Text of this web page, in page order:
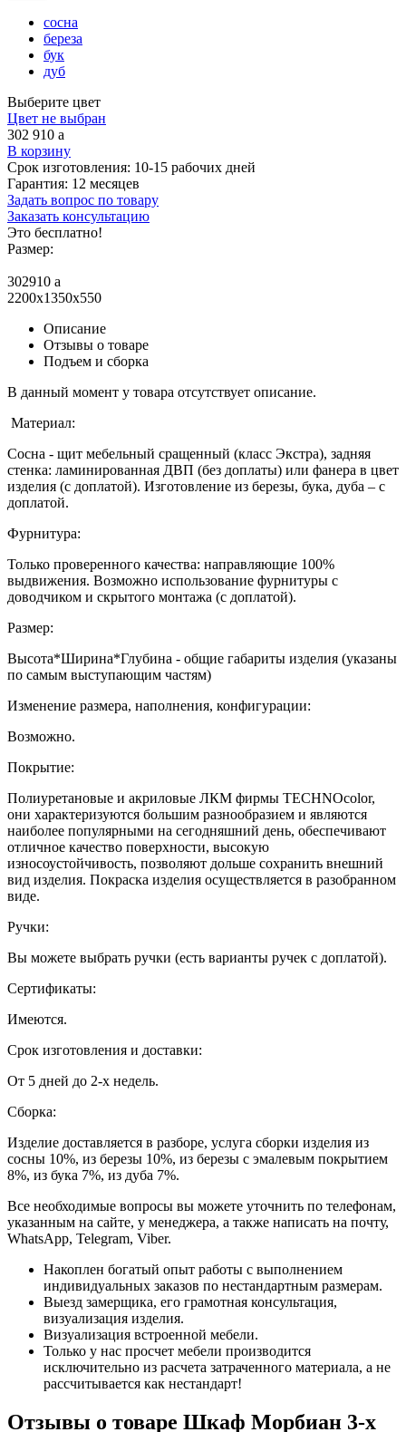
сосна
береза
бук
дуб
Выберите цвет
Цвет не выбран
302 910 a
В корзину
Срок изготовления: 10-15 рабочих дней
Гарантия: 12 месяцев
Задать вопрос по товару
Заказать консультацию
Это бесплатно!
Размер:
302910 a
2200x1350x550
Описание
Отзывы о товаре
Подъем и сборка
В данный момент у товара отсутствует описание.
Материал:
Сосна - щит мебельный сращенный (класс Экстра), задняя
стенка: ламинированная ДВП (без доплаты) или фанера в цвет
изделия (с доплатой). Изготовление из березы, бука, дуба – с
доплатой.
Фурнитура:
Только проверенного качества: направляющие 100%
выдвижения. Возможно использование фурнитуры с
доводчиком и скрытого монтажа (с доплатой).
Размер:
Высота*Ширина*Глубина - общие габариты изделия (указаны
по самым выступающим частям)
Изменение размера, наполнения, конфигурации:
Возможно.
Покрытие:
Полиуретановые и акриловые ЛКМ фирмы TECHNOcolor,
они характеризуются большим разнообразием и являются
наиболее популярными на сегодняшний день, обеспечивают
отличное качество поверхности, высокую
износоустойчивость, позволяют дольше сохранить внешний
вид изделия. Покраска изделия осуществляется в разобранном
виде.
Ручки:
Вы можете выбрать ручки (есть варианты ручек с доплатой).
Сертификаты:
Имеются.
Срок изготовления и доставки:
От 5 дней до 2-х недель.
Сборка:
Изделие доставляется в разборе, услуга сборки изделия из
сосны 10%, из березы 10%, из березы с эмалевым покрытием
8%, из бука 7%, из дуба 7%.
Все необходимые вопросы вы можете уточнить по телефонам,
указанным на сайте, у менеджера, а также написать на почту,
WhatsApp, Telegram, Viber.
Накоплен богатый опыт работы с выполнением
индивидуальных заказов по нестандартным размерам.
Выезд замерщика, его грамотная консультация,
визуализация изделия.
Визуализация встроенной мебели.
Только у нас просчет мебели производится
исключительно из расчета затраченного материала, а не
рассчитывается как нестандарт!
Отзывы о товаре Шкаф Морбиан 3-х